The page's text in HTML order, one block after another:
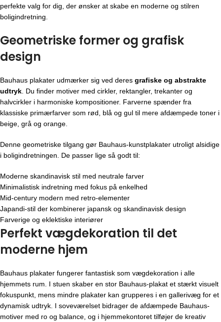
perfekte valg for dig, der ønsker at skabe en moderne og stilren
boligindretning.
Geometriske former og grafisk
design
Bauhaus plakater udmærker sig ved deres grafiske og abstrakte
udtryk . Du finder motiver med cirkler, rektangler, trekanter og
halvcirkler i harmoniske kompositioner. Farverne spænder fra
klassiske primærfarver som rød, blå og gul til mere afdæmpede toner i
beige, grå og orange.
Denne geometriske tilgang gør Bauhaus-kunstplakater utroligt alsidige
i boligindretningen. De passer lige så godt til:
Moderne skandinavisk stil med neutrale farver
Minimalistisk indretning med fokus på enkelhed
Mid-century modern med retro-elementer
Japandi-stil der kombinerer japansk og skandinavisk design
Farverige og eklektiske interiører
Perfekt vægdekoration til det
moderne hjem
Bauhaus plakater fungerer fantastisk som vægdekoration i alle
hjemmets rum. I stuen skaber en stor Bauhaus-plakat et stærkt visuelt
fokuspunkt, mens mindre plakater kan grupperes i en gallerivæg for et
dynamisk udtryk. I soveværelset bidrager de afdæmpede Bauhaus-
motiver med ro og balance, og i hjemmekontoret tilføjer de kreativ